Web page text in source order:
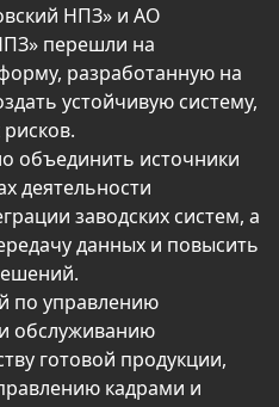
НПЗ» и АО
перешли на
разработанную на
устойчивую систему,
объединить источники
деятельности
заводских систем, а
данных и повысить
по управлению
обслуживанию
готовой продукции,
кадрами и